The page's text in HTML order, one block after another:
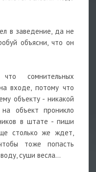
в заведение, да не
объясни, что он
сомнительных
входе, потому что
объекту - никакой
объект проникло
в штате - пиши
столько же ждет,
тоже попасть
суши весла...